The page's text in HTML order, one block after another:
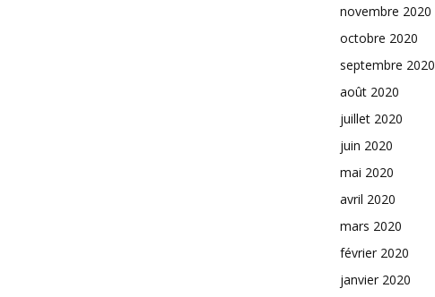
novembre 2020
octobre 2020
septembre 2020
août 2020
juillet 2020
juin 2020
mai 2020
avril 2020
mars 2020
février 2020
janvier 2020